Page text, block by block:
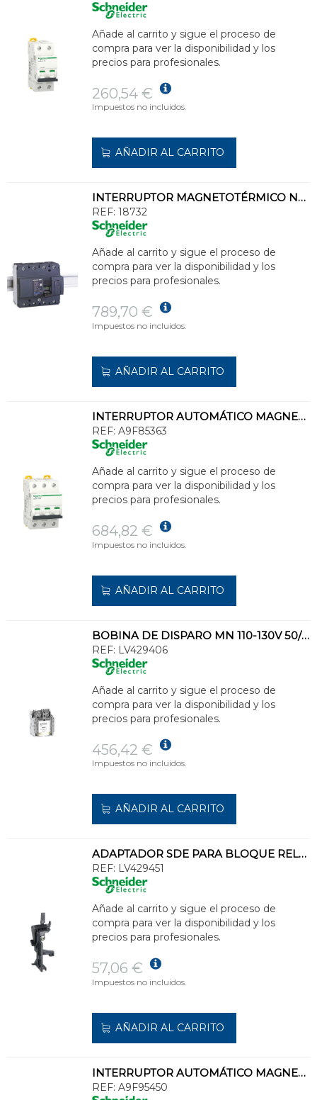
Añade al carrito y sigue el proceso de
compra para ver la disponibilidad y los
precios para profesionales.
260,54 €
Impuestos no incluidos.
AÑADIR AL CARRITO
INTERRUPTOR MAGNETOTÉRMICO NG125H 4P 10A CURVA-C
REF: 18732
Añade al carrito y sigue el proceso de
compra para ver la disponibilidad y los
precios para profesionales.
789,70 €
Impuestos no incluidos.
AÑADIR AL CARRITO
INTERRUPTOR AUTOMÁTICO MAGNETOTÉRMICO iC60H 3P 63A CURVA-D
REF: A9F85363
Añade al carrito y sigue el proceso de
compra para ver la disponibilidad y los
precios para profesionales.
684,82 €
Impuestos no incluidos.
AÑADIR AL CARRITO
BOBINA DE DISPARO MN 110-130V 50/60 NSX100-630
REF: LV429406
Añade al carrito y sigue el proceso de
compra para ver la disponibilidad y los
precios para profesionales.
456,42 €
Impuestos no incluidos.
AÑADIR AL CARRITO
ADAPTADOR SDE PARA BLOQUE RELÉ NSX100-250
REF: LV429451
Añade al carrito y sigue el proceso de
compra para ver la disponibilidad y los
precios para profesionales.
57,06 €
Impuestos no incluidos.
AÑADIR AL CARRITO
INTERRUPTOR AUTOMÁTICO MAGNETOTÉRMICO iC60L 4P 50A CURVA-K
REF: A9F95450